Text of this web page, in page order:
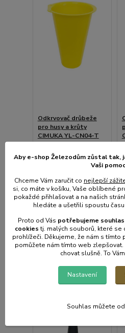
Odkrvovač drůbeže
pro husy a krůty
CIMUKA YL-CN04-T
670 Kč/ks
554 Kčbez
DPH
odešleme do 2-3
Přidat do košíku
Aby e-shop Železodům zůstal tak,
Vaši
Chceme Vám zaručit co nejlepší
si, co máte v košíku, Vaše oblíbené
pokaždé přihlašovat a na našich
hledáte a ušetřili spoustu
Proto od Vás potřebujeme souhlas
cookiestj. malých souborů, které se
prohlížeči. Děkujeme, že nám s tímto
pomůžete nám tímto web zlepšovat.
chovat slušně. To
Nastavení
Souhlas můžete